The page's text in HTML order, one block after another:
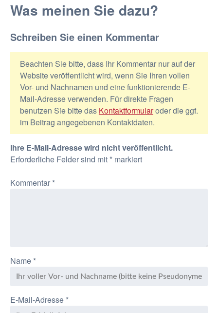
Was meinen Sie dazu?
Schreiben Sie einen Kommentar
Beachten Sie bitte, dass Ihr Kommentar nur auf der
Website veröffentlicht wird, wenn Sie Ihren vollen
Vor- und Nachnamen und eine funktionierende E-
Mail-Adresse verwenden. Für direkte Fragen
benutzen Sie bitte das Kontaktformularoder die ggf.
im Beitrag angegebenen Kontaktdaten.
Ihre E-Mail-Adresse wird nicht veröffentlicht.
Erforderliche Felder sind mit *markiert
Kommentar *
Name *
E-Mail-Adresse *